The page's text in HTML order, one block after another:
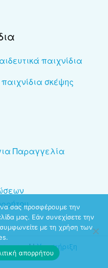
παιχνίδια
σκέψης
Παραγγελία
reserved |Υποστήριξη
-dezitech.
σας προσφέρουμε την
μας. Εάν συνεχίσετε την
με τη χρήση των
απορρήτου